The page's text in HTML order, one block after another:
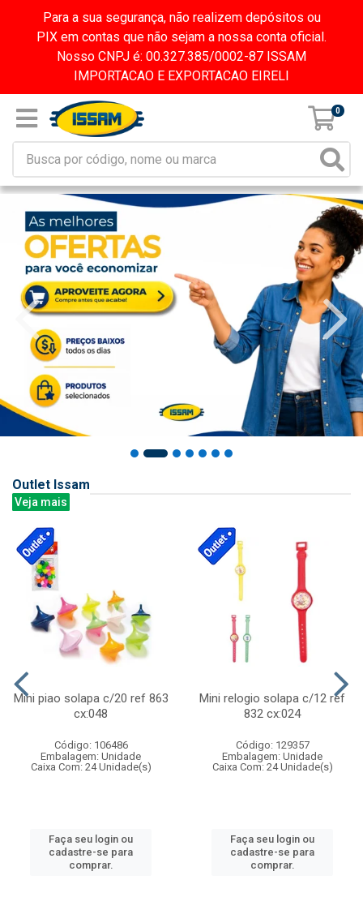
Para a sua segurança, não realizem depósitos ou
PIX em contas que não sejam a nossa conta oficial.
Nosso CNPJ é: 00.327.385/0002-87 ISSAM
IMPORTACAO E EXPORTACAO EIRELI
0
Outlet Issam
Veja mais
Mini piao solapa c/20 ref 863
cx:048
Código: 106486
Embalagem: Unidade
Caixa Com: 24 Unidade(s)
Faça seu login ou
cadastre-se para
comprar.
Mini relogio solapa c/12 ref
832 cx:024
Código: 129357
Embalagem: Unidade
Caixa Com: 24 Unidade(s)
Faça seu login ou
cadastre-se para
comprar.